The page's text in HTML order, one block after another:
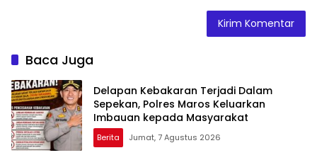
Baca Juga
Delapan Kebakaran Terjadi Dalam
Sepekan, Polres Maros Keluarkan
Imbauan kepada Masyarakat
Berita Jumat, 7 Agustus 2026